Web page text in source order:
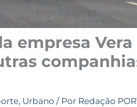
empresa Vera
, Urbano / Por Redação